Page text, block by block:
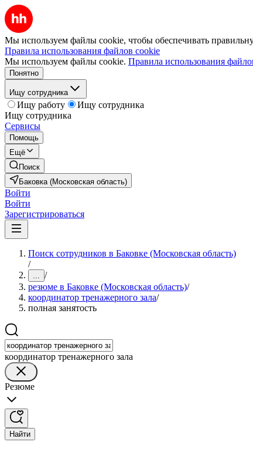
Мы используем файлы cookie, чтобы обеспечивать
Правила использования файлов cookie
Мы используем файлы cookie. Правила использования
Понятно
Ищу сотрудника
Ищу работу
Ищу сотрудника
Ищу сотрудника
Сервисы
Помощь
Ещё
Поиск
Баковка (Московская область)
Войти
Войти
Зарегистрироваться
Поиск сотрудников в Баковке (Московская область)
/
... /
резюме в Баковке (Московская область)/
координатор тренажерного зала/
полная занятость
координатор тренажерного зала
Резюме
Найти